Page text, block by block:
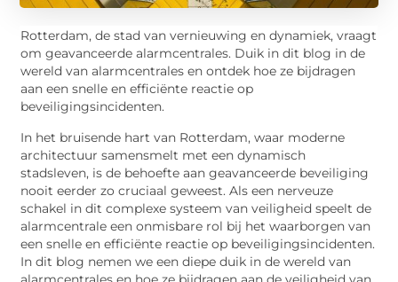
Rotterdam, de stad van vernieuwing en dynamiek, vraagt
om geavanceerde alarmcentrales. Duik in dit blog in de
wereld van alarmcentrales en ontdek hoe ze bijdragen
aan een snelle en efficiënte reactie op
beveiligingsincidenten.
In het bruisende hart van Rotterdam, waar moderne
architectuur samensmelt met een dynamisch
stadsleven, is de behoefte aan geavanceerde beveiliging
nooit eerder zo cruciaal geweest. Als een nerveuze
schakel in dit complexe systeem van veiligheid speelt de
alarmcentrale een onmisbare rol bij het waarborgen van
een snelle en efficiënte reactie op beveiligingsincidenten.
In dit blog nemen we een diepe duik in de wereld van
alarmcentrales en hoe ze bijdragen aan de veiligheid van